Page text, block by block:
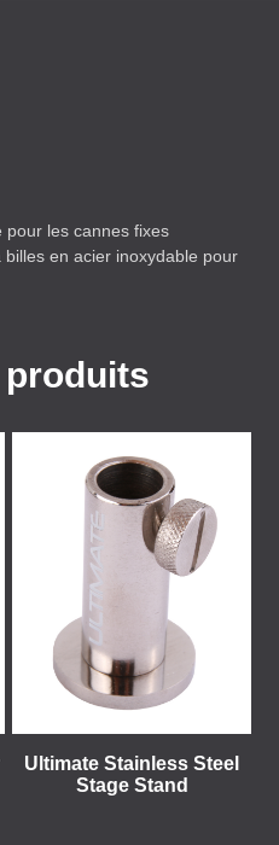
pour les cannes fixes
en acier inoxydable pour
Ultimate Stainless Steel
Stage Stand